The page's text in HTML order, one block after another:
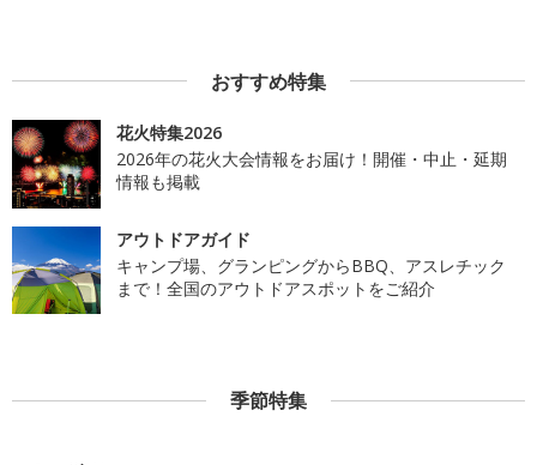
おすすめ特集
花火特集2026
2026年の花火大会情報をお届け！開催・中止・延期
情報も掲載
アウトドアガイド
キャンプ場、グランピングからBBQ、アスレチック
まで！全国のアウトドアスポットをご紹介
季節特集